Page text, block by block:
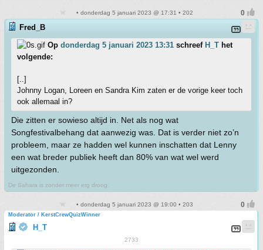
• donderdag 5 januari 2023 @ 17:31 • 202
Fred_B
Op donderdag 5 januari 2023 13:31 schreef H_T het
volgende:
[..]
Johnny Logan, Loreen en Sandra Kim zaten er de vorige keer toch
ook allemaal in?
Die zitten er sowieso altijd in. Net als nog wat
Songfestivalbehang dat aanwezig was. Dat is verder niet zo’n
probleem, maar ze hadden wel kunnen inschatten dat Lenny
een wat breder publiek heeft dan 80% van wat wel werd
uitgezonden.
De Sahara is zonder meer erg droog.
• donderdag 5 januari 2023 @ 19:00 • 203
Moderator / KerstCrewQuizWinner
H_T
2733